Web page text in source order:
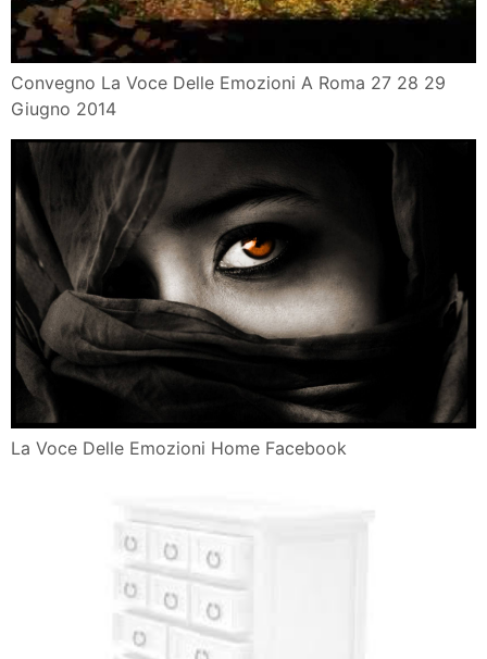
Convegno La Voce Delle Emozioni A Roma 27 28 29
Giugno 2014
La Voce Delle Emozioni Home Facebook